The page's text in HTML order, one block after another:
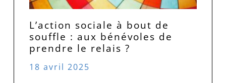
L’action sociale à bout de
souffle : aux bénévoles de
prendre le relais ?
18 avril 2025